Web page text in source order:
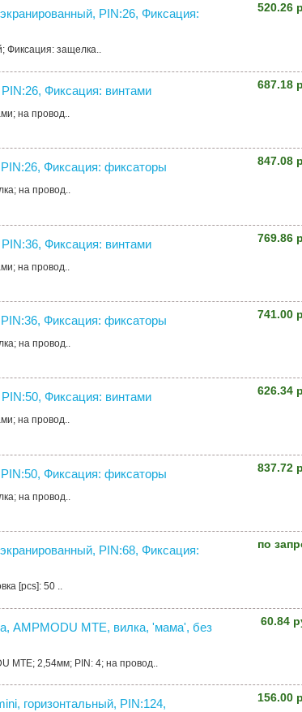
PIN:26, Фиксация:
Фиксация: защелка..
520.26
Фиксация: винтами
на провод..
687.18
Фиксация: фиксаторы
на провод..
847.08
Фиксация: винтами
на провод..
769.86
Фиксация: фиксаторы
на провод..
741.00
Фиксация: винтами
на провод..
626.34
Фиксация: фиксаторы
на провод..
837.72
PIN:68, Фиксация:
[pcs]: 50 ..
по
AMPMODU MTE, вилка, 'мама', без
MTE; 2,54мм; PIN: 4; на провод..
60.84
горизонтальный, PIN:124,
156.00